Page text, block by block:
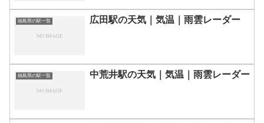
福島県の駅一覧 広田駅の天気｜気温｜雨雲レーダー
福島県の駅一覧 中荒井駅の天気｜気温｜雨雲レーダー